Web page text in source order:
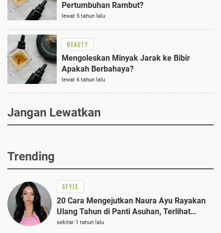
Pertumbuhan Rambut?
lewat 5 tahun lalu
BEAUTY
Mengoleskan Minyak Jarak ke Bibir
Apakah Berbahaya?
lewat 6 tahun lalu
Jangan Lewatkan
Trending
STYLE
20 Cara Mengejutkan Naura Ayu Rayakan
Ulang Tahun di Panti Asuhan, Terlihat
Anggun dengan Kaftan Cokelat
sekitar 1 tahun lalu